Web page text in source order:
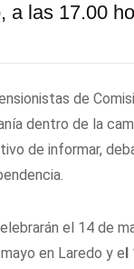
a las 17.00
de
dentro de la
de informar,
el 14 de
en Laredo y el